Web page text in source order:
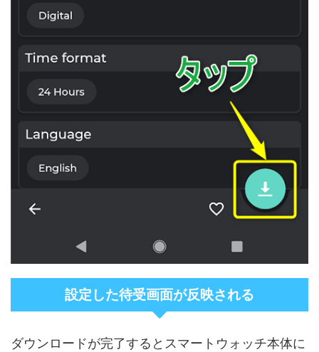
設定した待受画面が反映される
ダウンロードが完了するとスマートウォッチ本体に